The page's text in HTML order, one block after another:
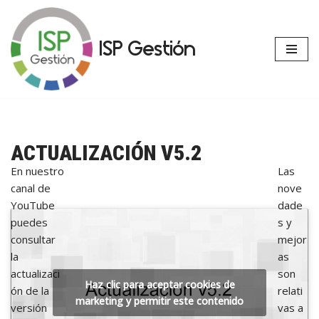
Saltar
al
contenido
ISP Gestión
ACTUALIZACIÓN V5.2
En nuestro
canal de
YouTube
puedes
consultar
la
actualizaci
ón de la
versión
Las
nove
dade
s y
mejor
as
son
relati
vas a
Haz clic para aceptar cookies de
marketing y permitir este contenido